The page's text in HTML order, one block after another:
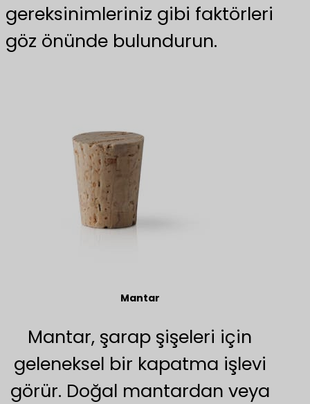
gereksinimleriniz gibi faktörleri
göz önünde bulundurun.
Mantar
Mantar, şarap şişeleri için
geleneksel bir kapatma işlevi
görür. Doğal mantardan veya